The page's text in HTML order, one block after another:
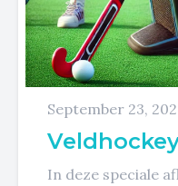
September 23,
In deze speciale